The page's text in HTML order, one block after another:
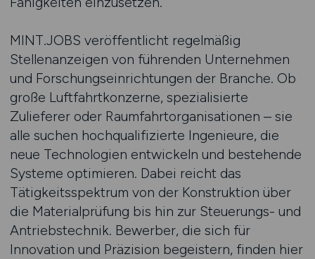
MINT.JOBS veröffentlicht regelmäßig
Stellenanzeigen von führenden Unternehmen
und Forschungseinrichtungen der Branche. Ob
große Luftfahrtkonzerne, spezialisierte
Zulieferer oder Raumfahrtorganisationen – sie
alle suchen hochqualifizierte Ingenieure, die
neue Technologien entwickeln und bestehende
Systeme optimieren. Dabei reicht das
Tätigkeitsspektrum von der Konstruktion über
die Materialprüfung bis hin zur Steuerungs- und
Antriebstechnik. Bewerber, die sich für
Innovation und Präzision begeistern, finden hier